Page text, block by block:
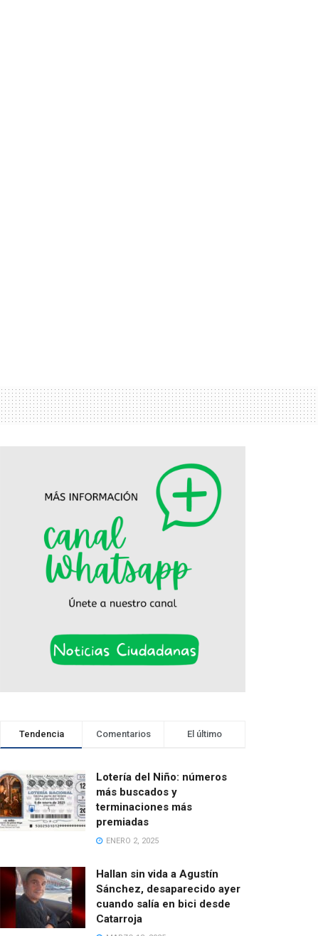
Tendencia Comentarios El último
Lotería del Niño: números
más buscados y
terminaciones más
premiadas
ENERO 2, 2025
Hallan sin vida a Agustín
Sánchez, desaparecido ayer
cuando salía en bici desde
Catarroja